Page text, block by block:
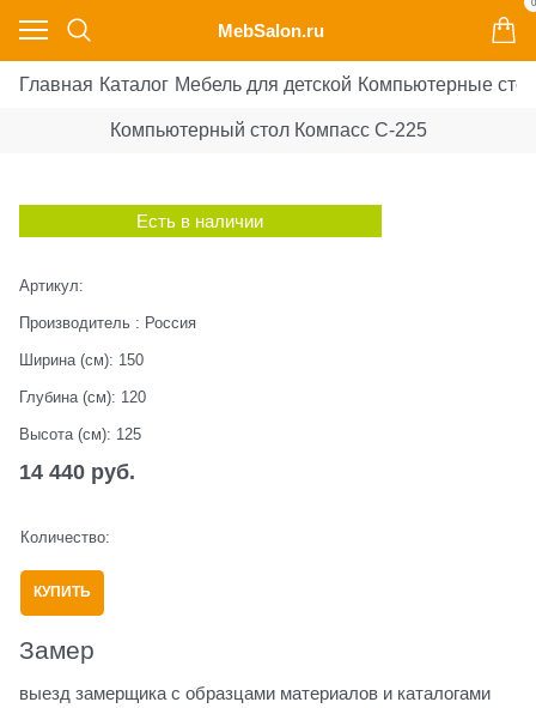
MebSalon.ru
0
Главная Каталог Мебель для детской Компьютерные
Компьютерный стол Компасс С-225
Есть в наличии
Артикул:
Производитель : Россия
Ширина (см): 150
Глубина (см): 120
Высота (см): 125
14 440 руб.
Количество:
КУПИТЬ
Замер
выезд замерщика с образцами материалов и каталогами